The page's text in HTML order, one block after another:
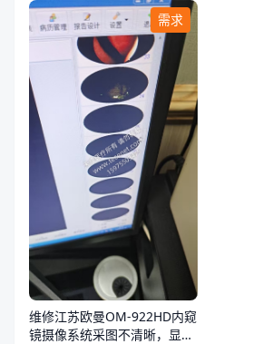
需求
维修江苏欧曼OM-922HD内窥
镜摄像系统采图不清晰，显示